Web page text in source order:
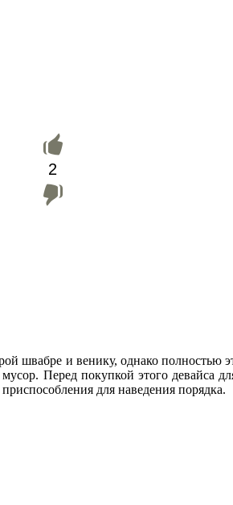
2
швабре и венику, однако полностью
Перед покупкой этого девайса
для наведения порядка.